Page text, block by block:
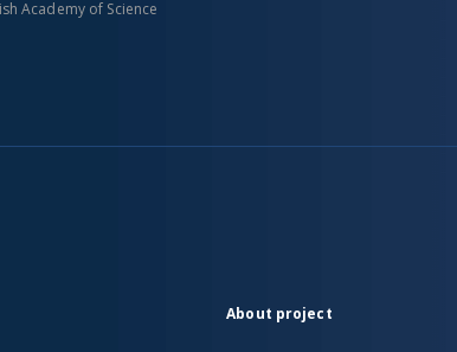
Academy of Science
About project